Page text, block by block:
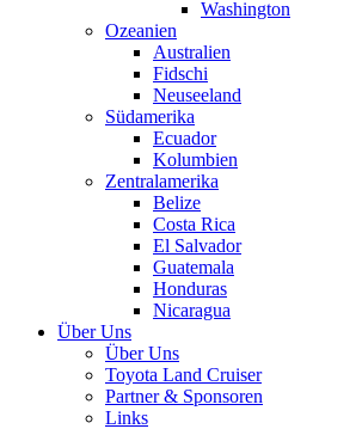
Washington
Ozeanien
Australien
Fidschi
Neuseeland
Südamerika
Ecuador
Kolumbien
Zentralamerika
Belize
Costa Rica
El Salvador
Guatemala
Honduras
Nicaragua
Über Uns
Über Uns
Toyota Land Cruiser
Partner & Sponsoren
Links